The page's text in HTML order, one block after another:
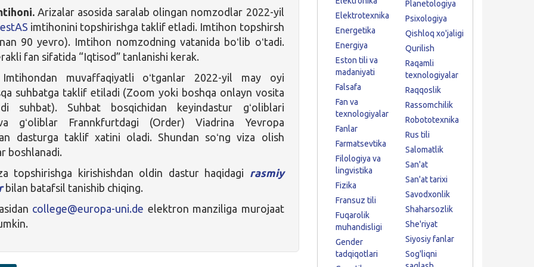
Arizalar asosida saralab olingan nomzodlar 2022-yil
imtihonini topshirishga taklif etladi. Imtihon topshirsh
90 yevro). Imtihon nomzodning vatanida boʻlib oʻtadi.
fan sifatida “Iqtisod” tanlanishi kerak.
muvaffaqiyatli oʻtganlar 2022-yil may oyi
suhbatga taklif etiladi (Zoom yoki boshqa onlayn vosita
suhbat). Suhbat bosqichidan keyindastur gʻoliblari
gʻoliblar Frannkfurtdagi (Order) Viadrina Yevropa
dasturga taklif xatini oladi. Shundan soʻng viza olish
boshlanadi.
topshirishga kirishishdan oldin dastur haqidagi
rasmiy
bilan batafsil tanishib chiqing.
college@europa-uni.de elektron manziliga murojaat
Elektrotexnika
Energetika
Energiya
Eston tili va
madaniyati
Falsafa
Fan va
texnologiyalar
Fanlar
Farmatsevtika
Filologiya va
lingvistika
Fizika
Fransuz tili
Fuqarolik
muhandisligi
Gender
tadqiqotlari
Planetologiya
Psixologiya
Qishloq xo'jaligi
Qurilish
Raqamli
texnologiyalar
Raqqoslik
Rassomchilik
Robototexnika
Rus tili
Salomatlik
San'at
San'at tarixi
Savodxonlik
Shaharsozlik
She'riyat
Siyosiy fanlar
Sog'liqni